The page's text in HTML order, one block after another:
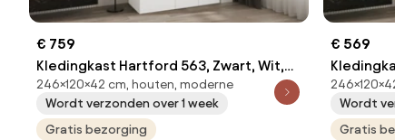
€ 759
Kledingkast Hartford 563, Zwart, Wit,
246x120x42cm, 114 kg, Kledingkast
deuren: Met scharnieren, Aantal
planken: 6, Aantal planken: 6
246×120×42 cm, houten, moderne
Wordt verzonden over 1 week
Gratis bezorging
€ 569
deuren:
planken:
Wordt
Gratis